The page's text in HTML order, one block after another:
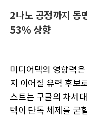
2나노 공정까지 동
53% 상향
미디어텍의 영향력
지 이어질 유력 후보
스트는 구글의 차세
텍이 단독 체제를 굳